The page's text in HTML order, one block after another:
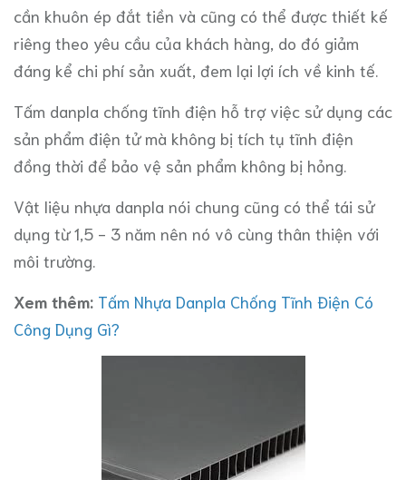
cần khuôn ép đắt tiền và cũng có thể được thiết kế
riêng theo yêu cầu của khách hàng, do đó giảm
đáng kể chi phí sản xuất, đem lại lợi ích về kinh tế.
Tấm danpla chống tĩnh điện hỗ trợ việc sử dụng các
sản phẩm điện tử mà không bị tích tụ tĩnh điện
đồng thời để bảo vệ sản phẩm không bị hỏng.
Vật liệu nhựa danpla nói chung cũng có thể tái sử
dụng từ 1,5 - 3 năm nên nó vô cùng thân thiện với
môi trường.
Xem thêm: Tấm Nhựa Danpla Chống Tĩnh Điện Có
Công Dụng Gì?